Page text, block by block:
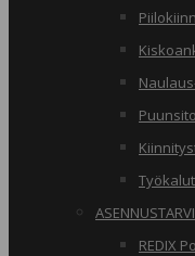
REDIX